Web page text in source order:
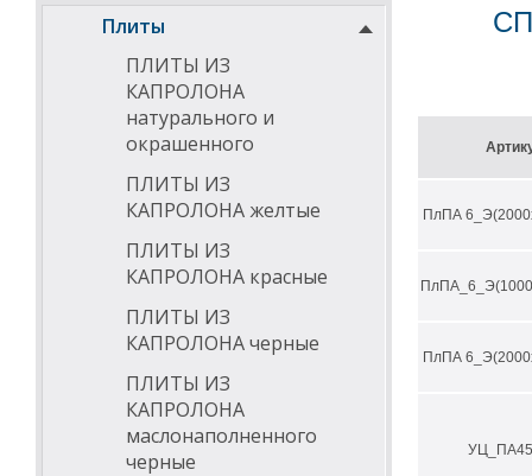
Плиты
ПЛИТЫ ИЗ
КАПРОЛОНА
натурального и
окрашенного
ПЛИТЫ ИЗ
КАПРОЛОНА желтые
ПЛИТЫ ИЗ
КАПРОЛОНА красные
ПЛИТЫ ИЗ
КАПРОЛОНА черные
ПЛИТЫ ИЗ
КАПРОЛОНА
маслонаполненного
черные
высокая
хорошая
высокая
очень
Примеры
ПлПА
ПлПА